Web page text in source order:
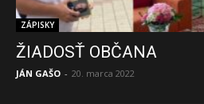
ZÁPISKY
ŽIADOSŤ OBČANA
JÁN GAŠO - 20. marca 2022